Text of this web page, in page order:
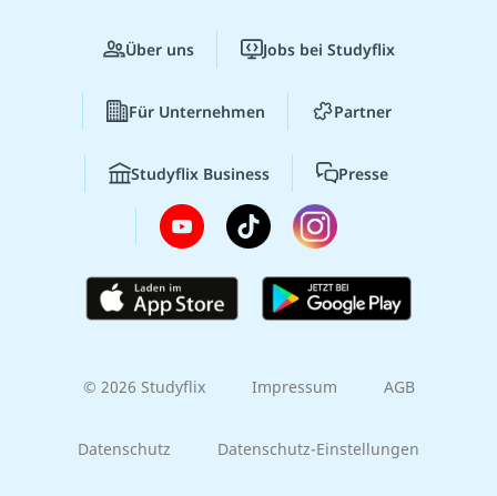
Über uns Jobs bei Studyflix
Für Unternehmen Partner
Studyflix Business Presse
© 2026 Studyflix Impressum AGB
Datenschutz Datenschutz-Einstellungen